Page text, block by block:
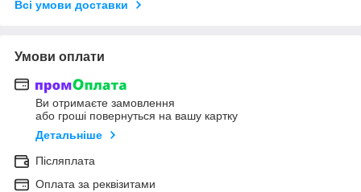
Всі умови доставки
Умови оплати
Ви отримаєте замовлення
або гроші повернуться на вашу картку
Детальніше
Післяплата
Оплата за реквізитами